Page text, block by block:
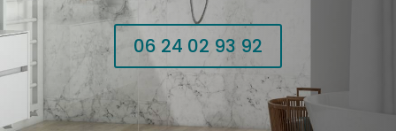
06 24 02 93 92